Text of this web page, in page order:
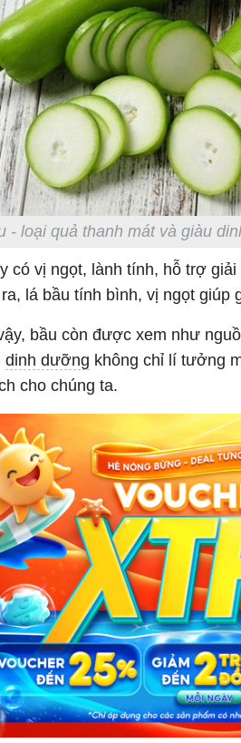
- loại quả thanh mát và giàu
có vị ngọt, lành tính, hỗ trợ
lá bầu tính bình, vị ngọt giúp
bầu còn được xem như
dinh dưỡng không chỉ lí tưởng
cho chúng ta.